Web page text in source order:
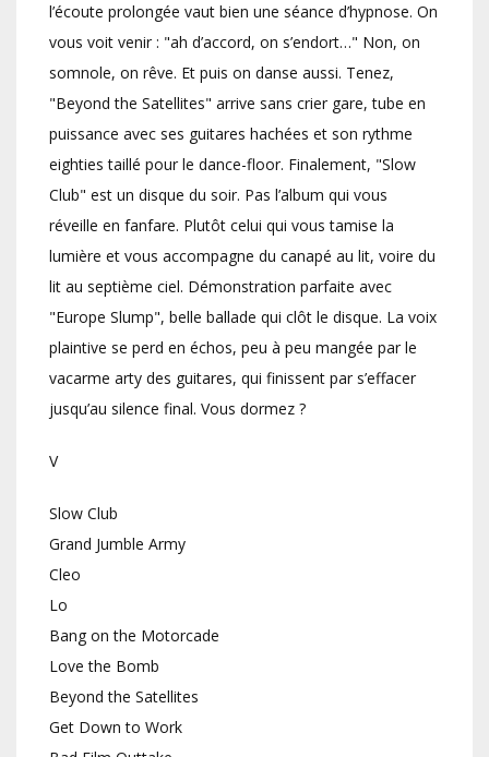
l’écoute prolongée vaut bien une séance d’hypnose. On
vous voit venir : "ah d’accord, on s’endort…" Non, on
somnole, on rêve. Et puis on danse aussi. Tenez,
"Beyond the Satellites" arrive sans crier gare, tube en
puissance avec ses guitares hachées et son rythme
eighties taillé pour le dance-floor. Finalement, "Slow
Club" est un disque du soir. Pas l’album qui vous
réveille en fanfare. Plutôt celui qui vous tamise la
lumière et vous accompagne du canapé au lit, voire du
lit au septième ciel. Démonstration parfaite avec
"Europe Slump", belle ballade qui clôt le disque. La voix
plaintive se perd en échos, peu à peu mangée par le
vacarme arty des guitares, qui finissent par s’effacer
jusqu’au silence final. Vous dormez ?
V
Slow Club
Grand Jumble Army
Cleo
Lo
Bang on the Motorcade
Love the Bomb
Beyond the Satellites
Get Down to Work